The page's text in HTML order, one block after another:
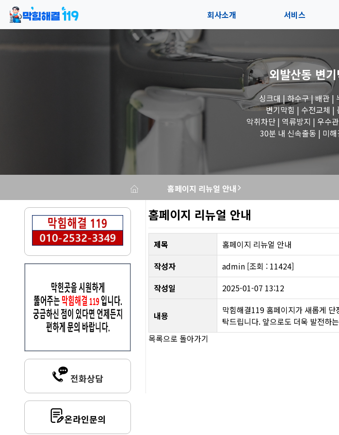
회사소개
오시는길
서비스
블로그
외발산동 변기
싱크대 | 하수구 | 배관 |
변기막힘 | 수전교체 |
악취차단 | 역류방지 | 우수
30분 내 신속출동 | 미
홈페이지 리뉴얼 안내
전화상담
온라인문의
홈페이지 리뉴얼 안내
제목
홈페이지 리뉴얼 안내
작성자
admin [조회 : 11424]
작성일
2025-01-07 13:12
내용
막힘해결119 홈페이지가 새롭게
탁드립니다. 앞으로도 더욱 발전하
목록으로 돌아가기